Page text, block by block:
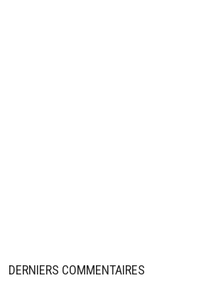
DERNIERS COMMENTAIRES